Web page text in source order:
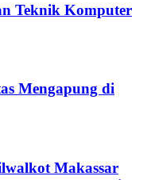
Teknik Komputer
Mengapung di
Makassar